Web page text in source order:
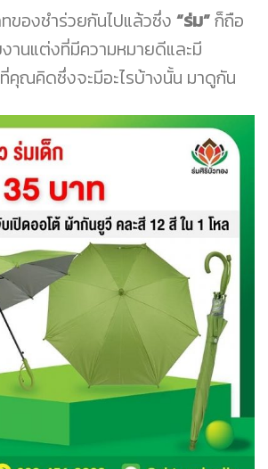
ของชำร่วยกันไปแล้วซึ่ง “ร่ม”ก็ถือ
านแต่งที่มีความหมายดีและมี
คุณคิดซึ่งจะมีอะไรบ้างนั้น มาดูกัน